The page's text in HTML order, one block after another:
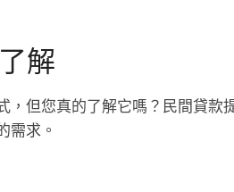
解
，但您真的了解它嗎？民間貸款
需求。